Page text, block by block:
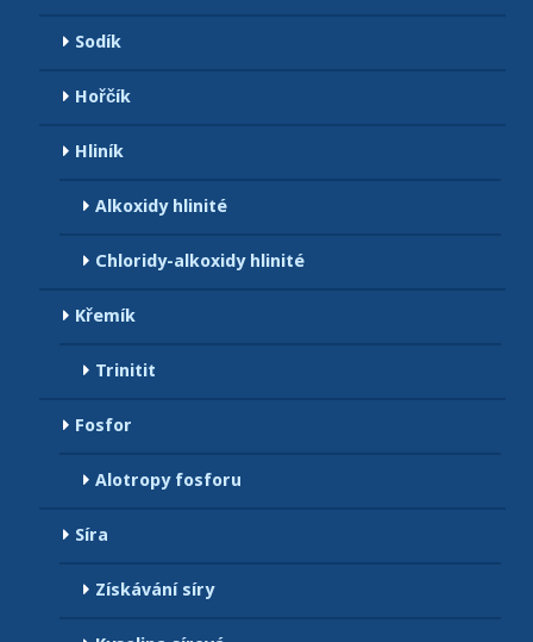
Sodík
Hořčík
Hliník
Alkoxidy hlinité
Chloridy-alkoxidy hlinité
Křemík
Trinitit
Fosfor
Alotropy fosforu
Síra
Získávání síry